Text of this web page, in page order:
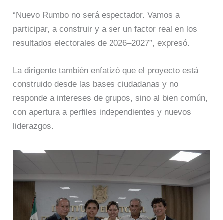
“Nuevo Rumbo no será espectador. Vamos a
participar, a construir y a ser un factor real en los
resultados electorales de 2026–2027”, expresó.
La dirigente también enfatizó que el proyecto está
construido desde las bases ciudadanas y no
responde a intereses de grupos, sino al bien común,
con apertura a perfiles independientes y nuevos
liderazgos.